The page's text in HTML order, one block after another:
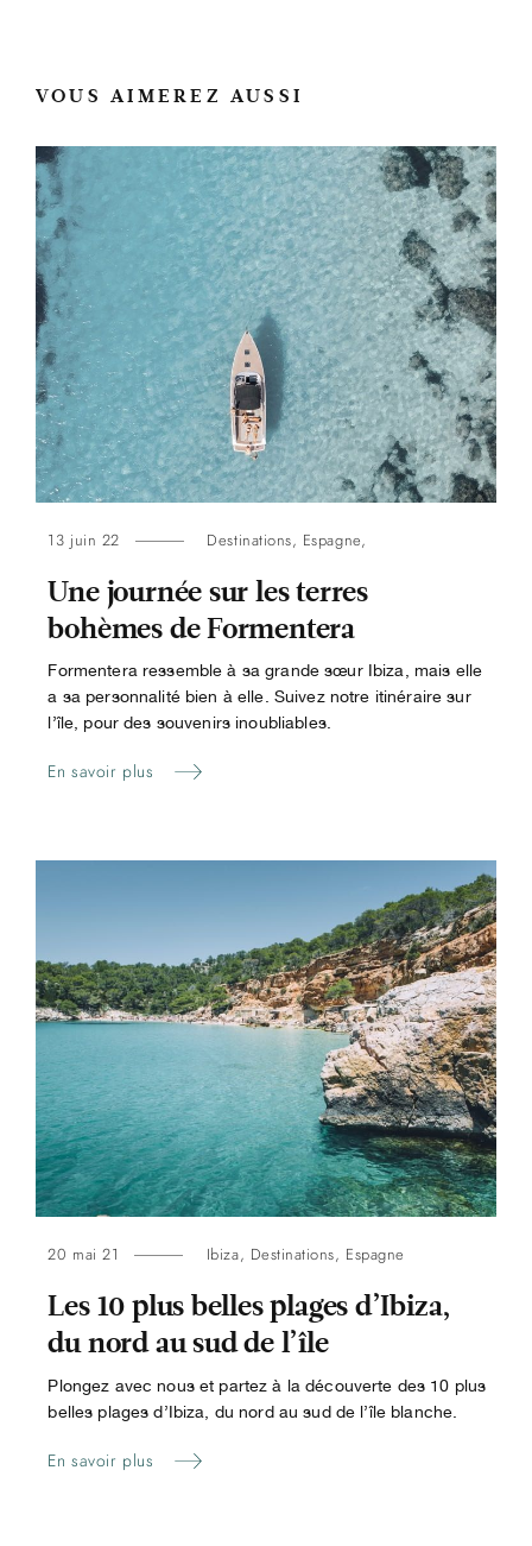
VOUS AIMEREZ AUSSI
13 juin 22 Destinations, Espagne,
Une journée sur les terres
bohèmes de Formentera
Formentera ressemble à sa grande sœur Ibiza, mais elle
a sa personnalité bien à elle. Suivez notre itinéraire sur
l’île, pour des souvenirs inoubliables.
En savoir plus
20 mai 21 Ibiza, Destinations, Espagne
Les 10 plus belles plages d’Ibiza,
du nord au sud de l’île
Plongez avec nous et partez à la découverte des 10 plus
belles plages d’Ibiza, du nord au sud de l’île blanche.
En savoir plus